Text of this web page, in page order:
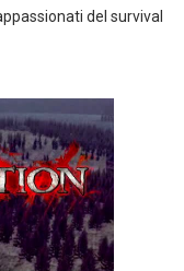
del survival